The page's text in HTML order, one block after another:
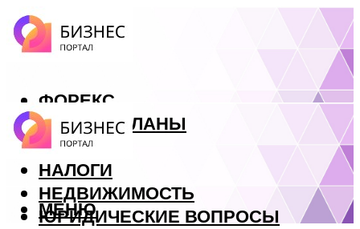
ФОРЕКС
БИЗНЕС ПЛАНЫ
КРЕДИТЫ
НАЛОГИ
НЕДВИЖИМОСТЬ
ЮРИДИЧЕСКИЕ ВОПРОСЫ
МЕНЮ